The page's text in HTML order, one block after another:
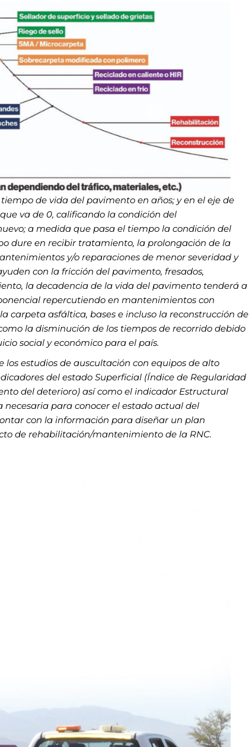
de vida del pavimento en años; y en el eje de
va de 0, calificando la condición del
a medida que pasa el tiempo la condición del
dure en recibir tratamiento, la prolongación de la
y/o reparaciones de menor severidad y
con la fricción del pavimento, fresados,
la decadencia de la vida del pavimento tenderá a
repercutiendo en mantenimientos con
carpeta asfáltica, bases e incluso la reconstrucción de
la disminución de los tiempos de recorrido debido
social y económico para el país.
estudios de auscultación con equipos de alto
del estado Superficial (Índice de Regularidad
del deterioro) así como el indicador Estructural
para conocer el estado actual del
con la información para diseñar un plan
de rehabilitación/mantenimiento de la RNC.